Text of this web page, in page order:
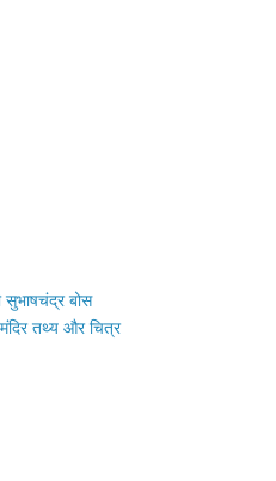
बोस
तथ्य और चित्र